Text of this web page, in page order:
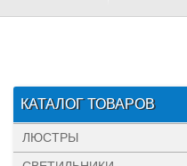
КАТАЛОГ ТОВАРОВ
ЛЮСТРЫ